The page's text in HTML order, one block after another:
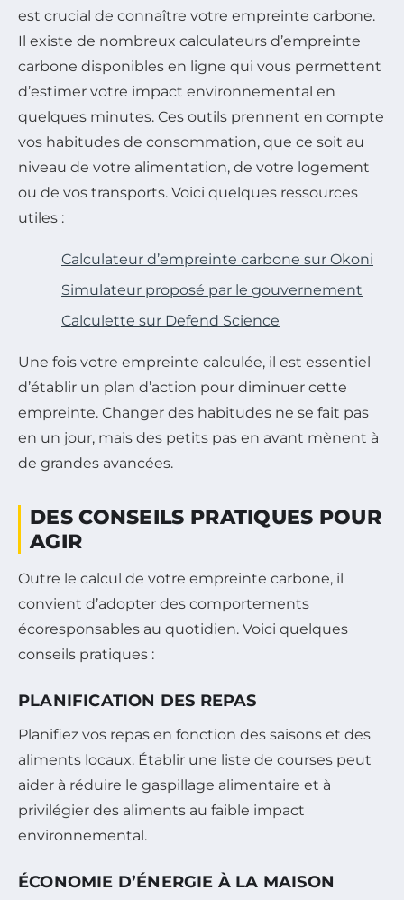
est crucial de connaître votre empreinte carbone.
Il existe de nombreux calculateurs d’empreinte
carbone disponibles en ligne qui vous permettent
d’estimer votre impact environnemental en
quelques minutes. Ces outils prennent en compte
vos habitudes de consommation, que ce soit au
niveau de votre alimentation, de votre logement
ou de vos transports. Voici quelques ressources
utiles :
Calculateur d’empreinte carbone sur Okoni
Simulateur proposé par le gouvernement
Calculette sur Defend Science
Une fois votre empreinte calculée, il est essentiel
d’établir un plan d’action pour diminuer cette
empreinte. Changer des habitudes ne se fait pas
en un jour, mais des petits pas en avant mènent à
de grandes avancées.
DES CONSEILS PRATIQUES POUR
AGIR
Outre le calcul de votre empreinte carbone, il
convient d’adopter des comportements
écoresponsables au quotidien. Voici quelques
conseils pratiques :
PLANIFICATION DES REPAS
Planifiez vos repas en fonction des saisons et des
aliments locaux. Établir une liste de courses peut
aider à réduire le gaspillage alimentaire et à
privilégier des aliments au faible impact
environnemental.
ÉCONOMIE D’ÉNERGIE À LA MAISON